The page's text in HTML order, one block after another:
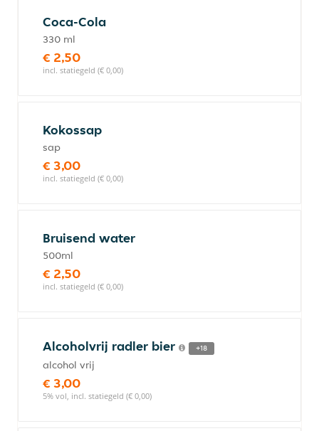
Coca-Cola
330 ml
€ 2,50
incl. statiegeld (€ 0,00)
Kokossap
sap
€ 3,00
incl. statiegeld (€ 0,00)
Bruisend water
500ml
€ 2,50
incl. statiegeld (€ 0,00)
Alcoholvrij radler bier +18
alcohol vrij
€ 3,00
5% vol, incl. statiegeld (€ 0,00)